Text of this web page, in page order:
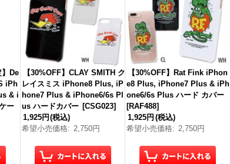
】De
iPh
& i
ー
【30%OFF】CLAY SMITH ク
レイスミス iPhone8 Plus, iP
hone7 Plus & iPhone6/6s Pl
us ハードカバー [CSG023]
1,925円 (税込)
希望小売価格: 2,750円
【30%OFF】Rat Fink iPhon
e8 Plus, iPhone7 Plus & iPh
one6/6s Plus ハード カバー
[RAF488]
1,925円 (税込)
希望小売価格: 2,750円